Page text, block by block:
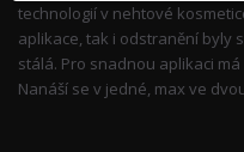
technologií v nehtové
aplikace, tak i odstranění byly
stálá. Pro snadnou aplikaci
Nanáší se v jedné, max ve